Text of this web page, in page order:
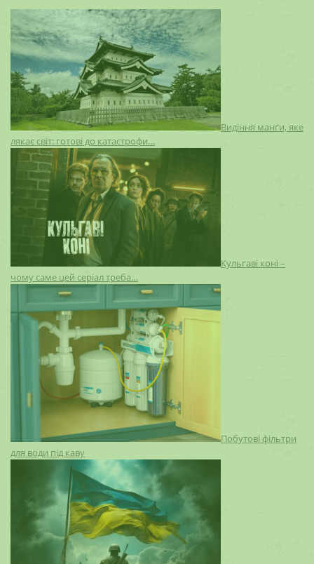
Видіння манґи, яке
лякає світ: готові до катастрофи…
Кульгаві коні –
чому саме цей серіал треба…
Побутові фільтри
для води під каву